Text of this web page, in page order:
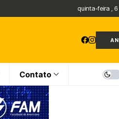
quinta-feira ,
Contato